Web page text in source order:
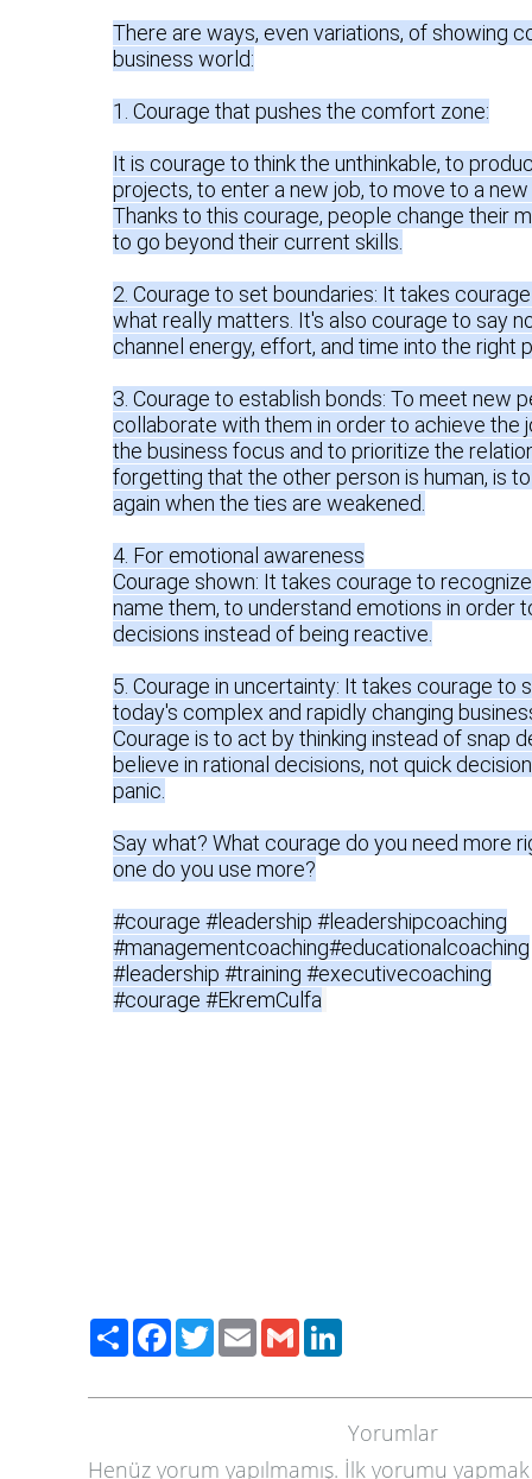
There are ways, even variations, of showing
business world:
1. Courage that pushes the comfort zone:
It is courage to think the unthinkable, to
projects, to enter a new job, to move to a
Thanks to this courage, people change their
to go beyond their current skills.
2. Courage to set boundaries: It takes
what really matters. It's also courage to say
channel energy, effort, and time into the right
3. Courage to establish bonds: To meet new
collaborate with them in order to achieve the
the business focus and to prioritize the
forgetting that the other person is human, is
again when the ties are weakened.
4. For emotional awareness
Courage shown: It takes courage to
name them, to understand emotions in order
decisions instead of being reactive.
5. Courage in uncertainty: It takes courage to
today's complex and rapidly changing
Courage is to act by thinking instead of snap
believe in rational decisions, not quick
panic.
Say what? What courage do you need more
one do you use more?
#courage #leadership #leadershipcoaching
#managementcoaching#educationalcoaching
#leadership #training #executivecoaching
#courage #EkremCulfa
PaylaşFacebook
TwitterEmailGmail
Yorumlar
Henüz yorum yapılmamış. İlk yorumu